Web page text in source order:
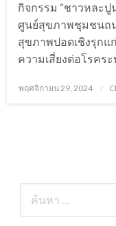
กิจกรรม “ชาวหละปู
ศูนย์สุขภาพชุมชนถน
สุขภาพปอดเชิงรุกแ
ความเสี่ยงต่อโรคระ
Posted
พฤศจิกายน 29, 2024